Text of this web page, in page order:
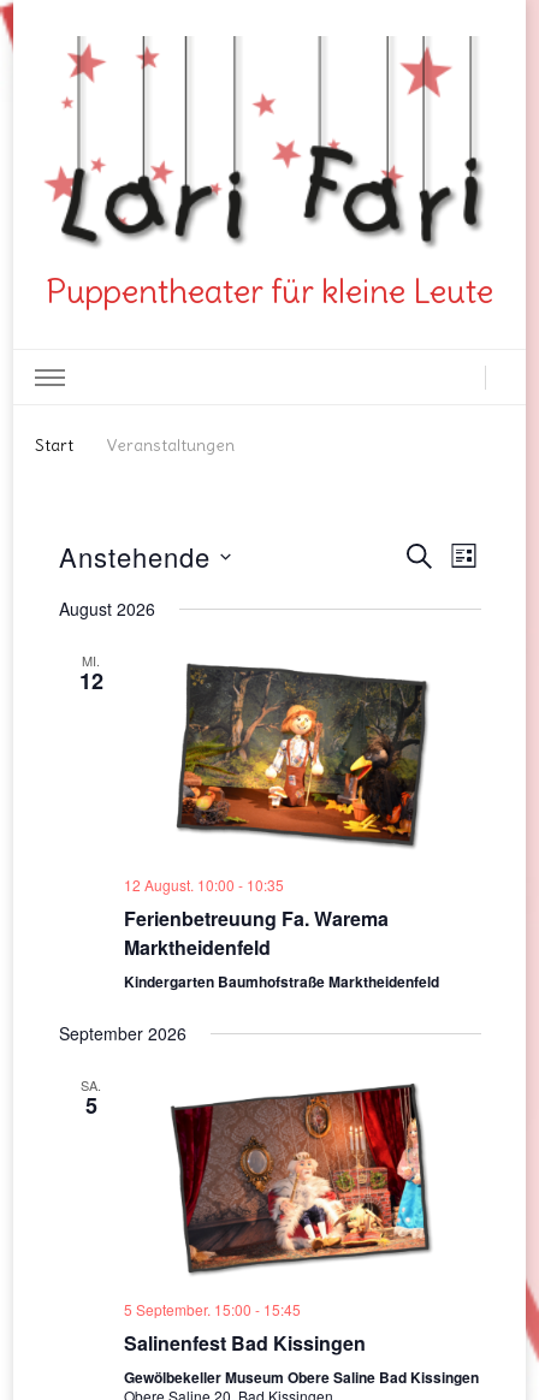
Puppentheater für kleine Leute
Start Veranstaltungen
Suche
SUCHELISTE
Anstehende
August 2026
MI.
12
12 August. 10:00 - 10:35
Ferienbetreuung Fa. Warema
Marktheidenfeld
Kindergarten Baumhofstraße Marktheidenfeld
September 2026
SA.
5
5 September. 15:00 - 15:45
Salinenfest Bad Kissingen
Gewölbekeller Museum Obere Saline Bad Kissingen
Obere Saline 20, Bad Kissingen